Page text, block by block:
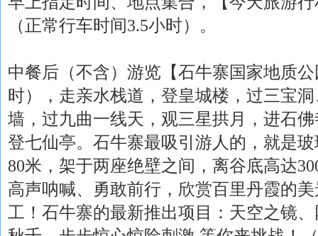
（正常行车时间3.5小时）。
中餐后（不含）游览【石牛寨国家地质
时），走亲水栈道，登皇城楼，过三宝
墙，过九曲一线天，观三星拱月，进石
登七仙亭。石牛寨最吸引游人的，就是
80米，架于两座绝壁之间，离谷底高达
高声呐喊、勇敢前行，欣赏百里丹霞的
工！石牛寨的最新推出项目：天空之镜